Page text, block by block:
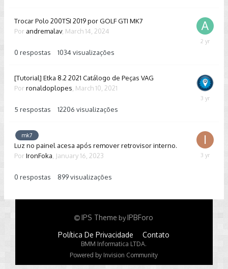
Trocar Polo 200TSI 2019 por GOLF GTI MK7
Por andremalav, March 14, 2024
0 respostas 1034 visualizações
March
[Tutorial] Etka 8.2 2021 Catálogo de Peças VAG
Por ronaldoplopes March 10, 2021
5 respostas 12206 visualizações
February
mk7
Luz no painel acesa após remover retrovisor interno.
Por IronFoka January 16, 2023
0 respostas 899visualizações
January
IPS Theme byIPBForo
Política De Privacidade Contato
BMM Informatica LTDA.
Powered by Invision Community